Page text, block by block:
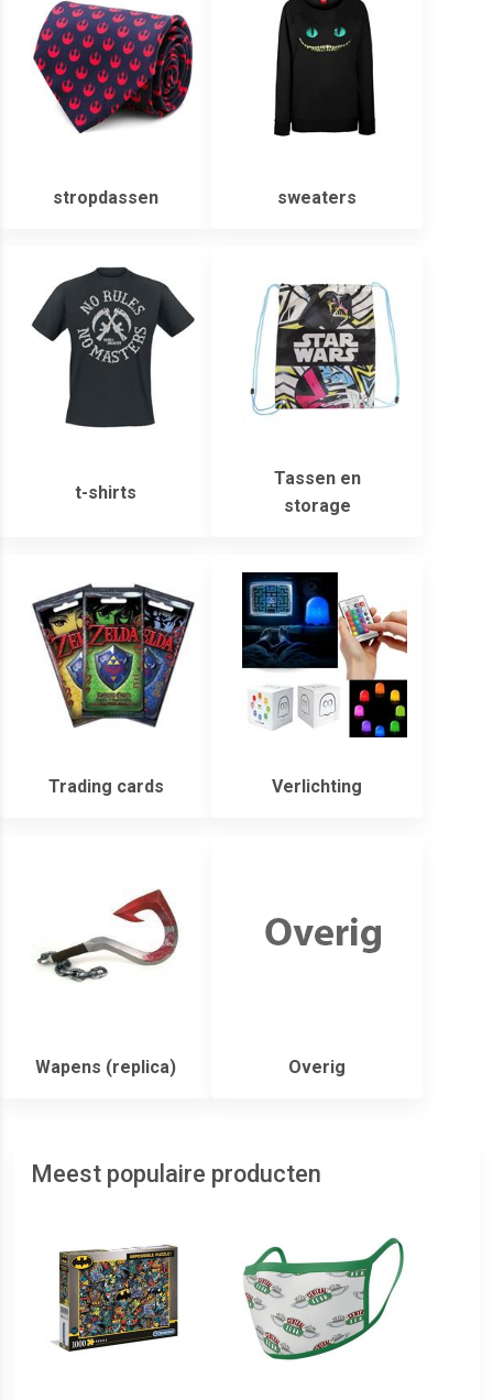
stropdassen sweaters
t-shirts
Tassen en
storage
Trading cards Verlichting
Wapens (replica) Overig
Meest populaire producten